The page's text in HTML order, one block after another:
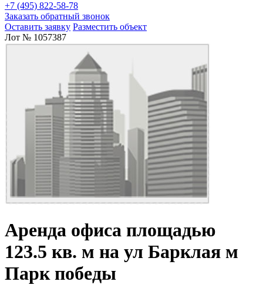
+7 (495) 822-58-78
Заказать обратный звонок
Оставить заявку Разместить объект
Лот № 1057387
Аренда офиса площадью
123.5 кв. м на ул Барклая м
Парк победы